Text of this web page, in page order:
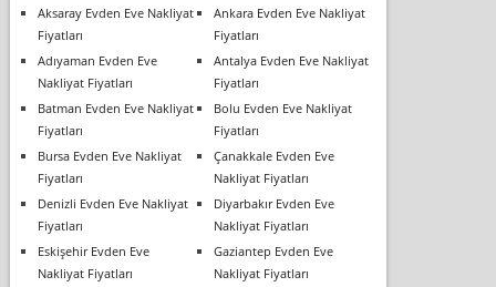
Aksaray Evden Eve Nakliyat
Fiyatları
Ankara Evden Eve Nakliyat
Fiyatları
Adıyaman Evden Eve
Nakliyat Fiyatları
Antalya Evden Eve Nakliyat
Fiyatları
Batman Evden Eve Nakliyat
Fiyatları
Bolu Evden Eve Nakliyat
Fiyatları
Bursa Evden Eve Nakliyat
Fiyatları
Çanakkale Evden Eve
Nakliyat Fiyatları
Denizli Evden Eve Nakliyat
Fiyatları
Diyarbakır Evden Eve
Nakliyat Fiyatları
Eskişehir Evden Eve
Nakliyat Fiyatları
Gaziantep Evden Eve
Nakliyat Fiyatları